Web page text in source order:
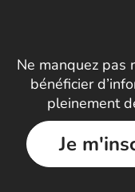
Ne manquez pas
bénéficier
pleinement
Je